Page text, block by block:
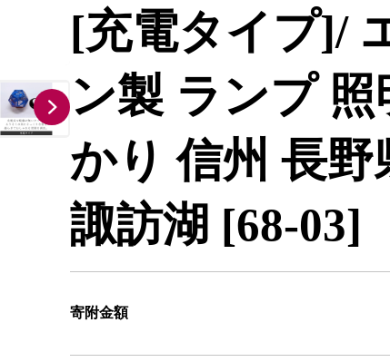
[充電タイプ]/
ン製 ランプ 照
かり 信州 長
諏訪湖 [68-03]
寄附金額